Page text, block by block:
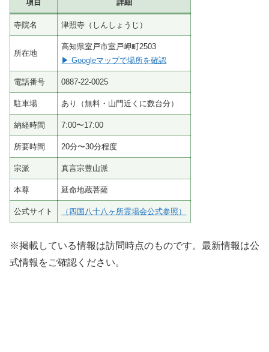
項目 詳細
寺院名 津照寺（しんしょうじ）
所在地
高知県室戸市室戸岬町2503
▶ Googleマップで場所を確認
電話番号 0887-22-0025
駐車場 あり（無料・山門近くに数台分）
納経時間 7:00〜17:00
所要時間 20分〜30分程度
宗派 真言宗豊山派
本尊 延命地蔵菩薩
公式サイト （四国八十八ヶ所霊場会公式参照）
※掲載している情報は訪問時点のものです。最新情報は公
式情報をご確認ください。